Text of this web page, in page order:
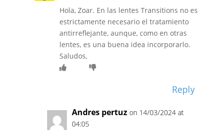
Hola, Zoar. En las lentes Transitions no es
estrictamente necesario el tratamiento
antirreflejante, aunque, como en otras
lentes, es una buena idea incorporarlo.
Saludos,
Reply
Andres pertuz on 14/03/2024 at
04:05